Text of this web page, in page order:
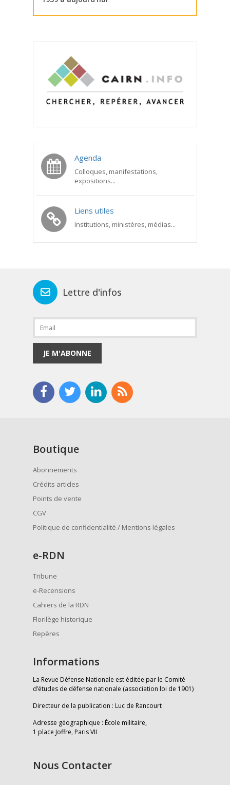
Agenda
Colloques, manifestations,
expositions...
Liens utiles
Institutions, ministères, médias...
Lettre d'infos
JE M'ABONNE
Boutique
Abonnements
Crédits articles
Points de vente
CGV
Politique de confidentialité / Mentions légales
e-RDN
Tribune
e-Recensions
Cahiers de la RDN
Florilège historique
Repères
Informations
La Revue Défense Nationale est éditée par le Comité
d’études de défense nationale (association loi de 1901)
Directeur de la publication : Luc de Rancourt
Adresse géographique : École militaire,
1 place Joffre, Paris VII
Nous Contacter